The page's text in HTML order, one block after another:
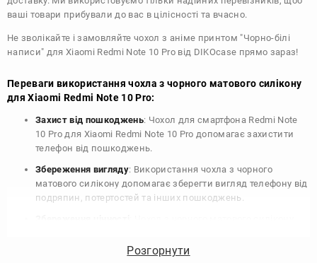
ваші товари прибували до вас в цілісності та вчасно.
Не зволікайте і замовляйте чохол з аніме принтом "Чорно-білі
написи" для Xiaomi Redmi Note 10 Pro від DIKOcase прямо зараз!
Переваги використання чохла з чорного матового силікону
для Xiaomi Redmi Note 10 Pro:
Захист від пошкоджень: Чохол для смартфона Redmi Note
10 Pro для Xiaomi Redmi Note 10 Pro допомагає захистити
телефон від пошкоджень.
Збереження вигляду: Використання чохла з чорного
матового силікону допомагає зберегти вигляд телефону від
подряпин, потертостей та інших пошкоджень.
вашого телефону, що особливо важливо для людей, які
Розгорнути